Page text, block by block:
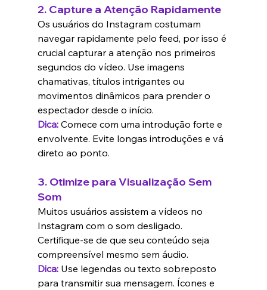
2. Capture a Atenção Rapidamente
Os usuários do Instagram costumam
navegar rapidamente pelo feed, por isso é
crucial capturar a atenção nos primeiros
segundos do vídeo. Use imagens
chamativas, títulos intrigantes ou
movimentos dinâmicos para prender o
espectador desde o início.
Dica: Comece com uma introdução forte e
envolvente. Evite longas introduções e vá
direto ao ponto.
3. Otimize para Visualização Sem
Som
Muitos usuários assistem a vídeos no
Instagram com o som desligado.
Certifique-se de que seu conteúdo seja
compreensível mesmo sem áudio.
Dica: Use legendas ou texto sobreposto
para transmitir sua mensagem. Ícones e